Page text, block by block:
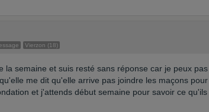
Vierzon (18)
la semaine et suis resté sans réponse car je peux
me dit qu'elle arrive pas joindre les maçons
et j'attends début semaine pour savoir ce